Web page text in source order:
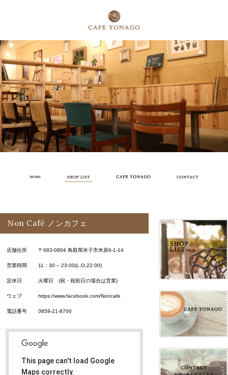
Non Café ノンカフェ
店舗住所 〒683-0804 鳥取県米子市米原6-1-14
営業時間 11：30 – 23:00(L.O,22:00)
定休日 火曜日 (祝・祝前日の場合は営業)
ウェブ https://www.facebook.com/Noncafe
電話番号 0859-21-8700
This page can't load Google
Maps correctly.